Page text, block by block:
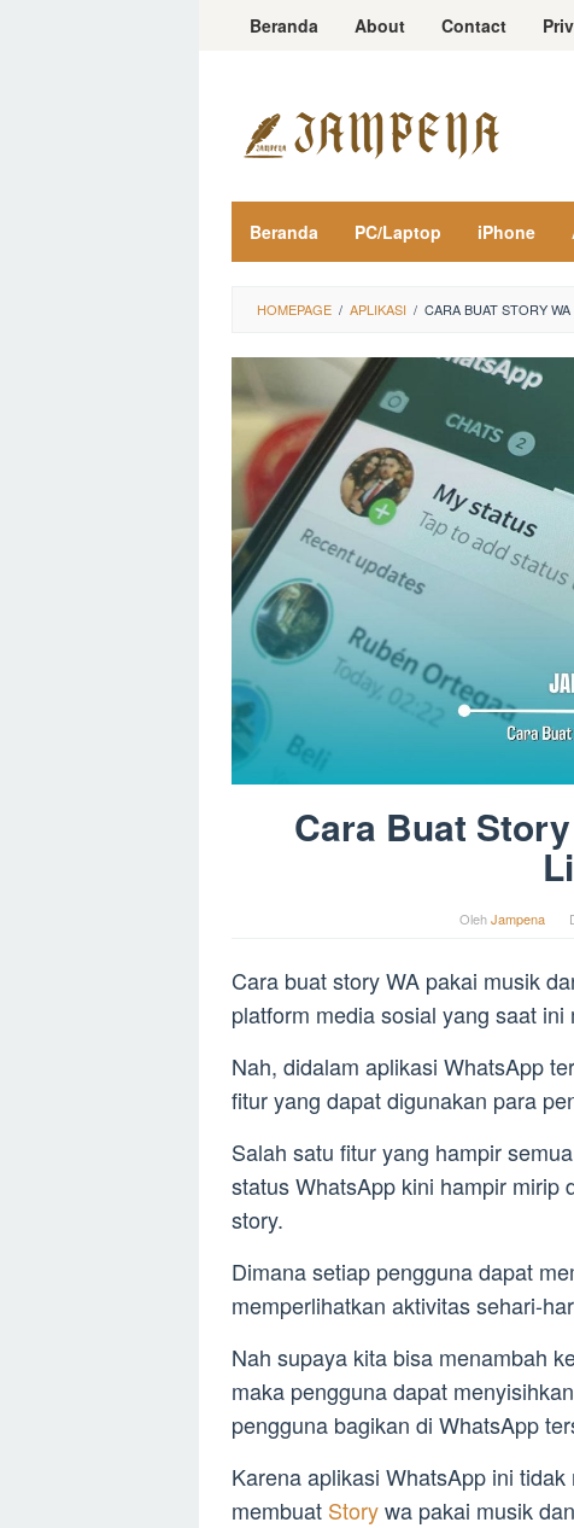
LoncatBeranda About Contact
Beranda PC/Laptop iPhone
HOMEPAGE / APLIKASI / CARA BUAT STORY
Cara Buat
OlehJampena
Cara buat story WA pakai musik
platform media sosial yang saat
Nah, didalam aplikasi WhatsApp
fitur yang dapat digunakan para
Salah satu fitur yang hampir
status WhatsApp kini hampir mirip
story.
Dimana setiap pengguna dapat
memperlihatkan aktivitas sehari-
Nah supaya kita bisa menambah
maka pengguna dapat
pengguna bagikan di WhatsApp
Karena aplikasi WhatsApp ini
membuat Storywa pakai musik